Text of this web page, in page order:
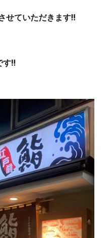
せていただきます‼️
す‼️